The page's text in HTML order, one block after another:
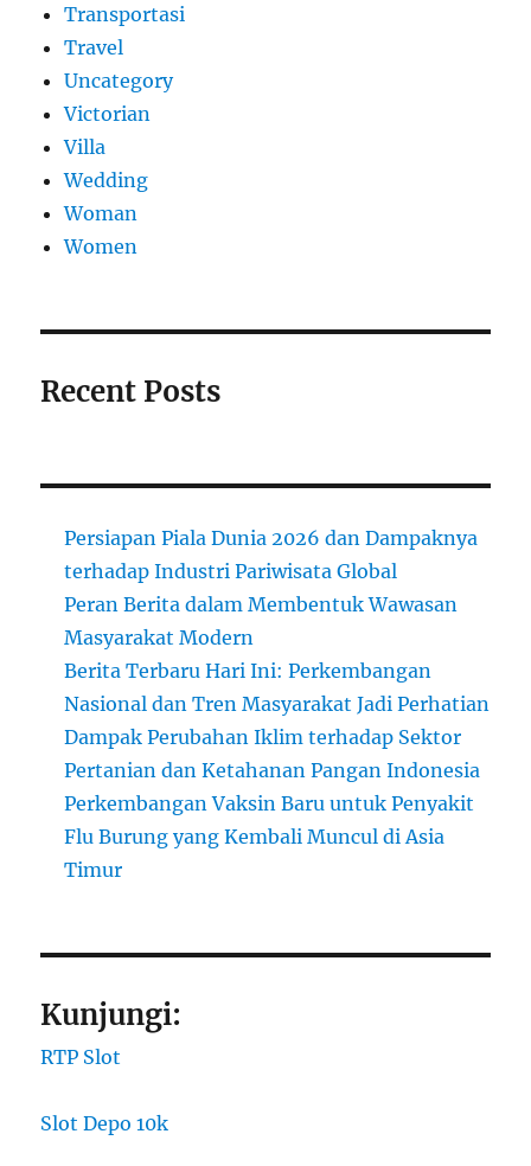
Transportasi
Travel
Uncategory
Victorian
Villa
Wedding
Woman
Women
Recent Posts
Persiapan Piala Dunia 2026 dan Dampaknya
terhadap Industri Pariwisata Global
Peran Berita dalam Membentuk Wawasan
Masyarakat Modern
Berita Terbaru Hari Ini: Perkembangan
Nasional dan Tren Masyarakat Jadi Perhatian
Dampak Perubahan Iklim terhadap Sektor
Pertanian dan Ketahanan Pangan Indonesia
Perkembangan Vaksin Baru untuk Penyakit
Flu Burung yang Kembali Muncul di Asia
Timur
Kunjungi:
RTP Slot
Slot Depo 10k